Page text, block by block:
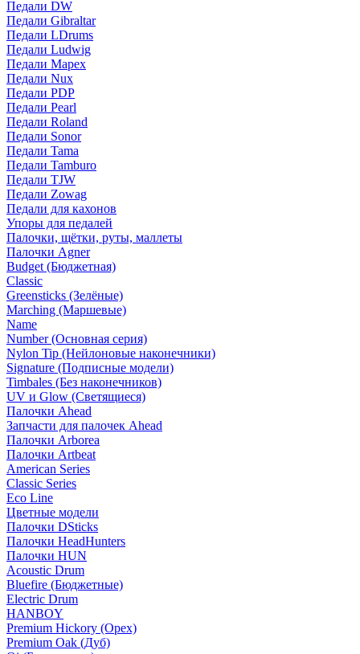
Педали DW
Педали Gibraltar
Педали LDrums
Педали Ludwig
Педали Mapex
Педали Nux
Педали PDP
Педали Pearl
Педали Roland
Педали Sonor
Педали Tama
Педали Tamburo
Педали TJW
Педали Zowag
Педали для кахонов
Упоры для педалей
Палочки, щётки, руты, маллеты
Палочки Agner
Budget (Бюджетная)
Classic
Greensticks (Зелёные)
Marching (Маршевые)
Name
Number (Основная серия)
Nylon Tip (Нейлоновые наконечники)
Signature (Подписные модели)
Timbales (Без наконечников)
UV и Glow (Светящиеся)
Палочки Ahead
Запчасти для палочек Ahead
Палочки Arborea
Палочки Artbeat
American Series
Classic Series
Eco Line
Цветные модели
Палочки DSticks
Палочки HeadHunters
Палочки HUN
Acoustic Drum
Bluefire (Бюджетные)
Electric Drum
HANBOY
Premium Hickory (Орех)
Premium Oak (Дуб)